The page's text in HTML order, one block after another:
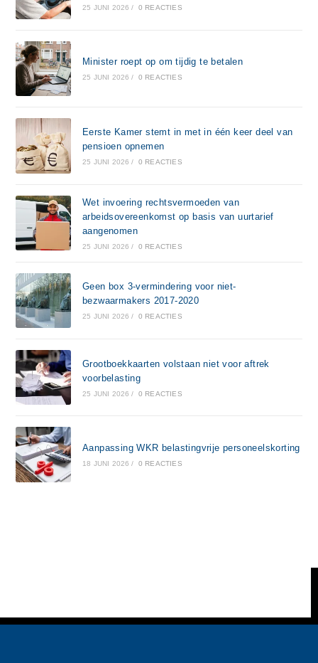
25 JUNI 2026 / 0 REACTIES
Minister roept op om tijdig te betalen
25 JUNI 2026 / 0 REACTIES
Eerste Kamer stemt in met in één keer deel van
pensioen opnemen
25 JUNI 2026 / 0 REACTIES
Wet invoering rechtsvermoeden van
arbeidsovereenkomst op basis van uurtarief
aangenomen
25 JUNI 2026 / 0 REACTIES
Geen box 3-vermindering voor niet-
bezwaarmakers 2017-2020
25 JUNI 2026 / 0 REACTIES
Grootboekkaarten volstaan niet voor aftrek
voorbelasting
25 JUNI 2026 / 0 REACTIES
Aanpassing WKR belastingvrije personeelskorting
18 JUNI 2026 / 0 REACTIES